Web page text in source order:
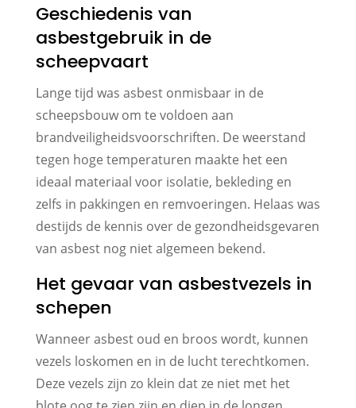
Geschiedenis van
asbestgebruik in de
scheepvaart
Lange tijd was asbest onmisbaar in de
scheepsbouw om te voldoen aan
brandveiligheidsvoorschriften. De weerstand
tegen hoge temperaturen maakte het een
ideaal materiaal voor isolatie, bekleding en
zelfs in pakkingen en remvoeringen. Helaas was
destijds de kennis over de gezondheidsgevaren
van asbest nog niet algemeen bekend.
Het gevaar van asbestvezels in
schepen
Wanneer asbest oud en broos wordt, kunnen
vezels loskomen en in de lucht terechtkomen.
Deze vezels zijn zo klein dat ze niet met het